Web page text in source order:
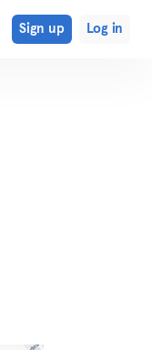
Sign up Log in